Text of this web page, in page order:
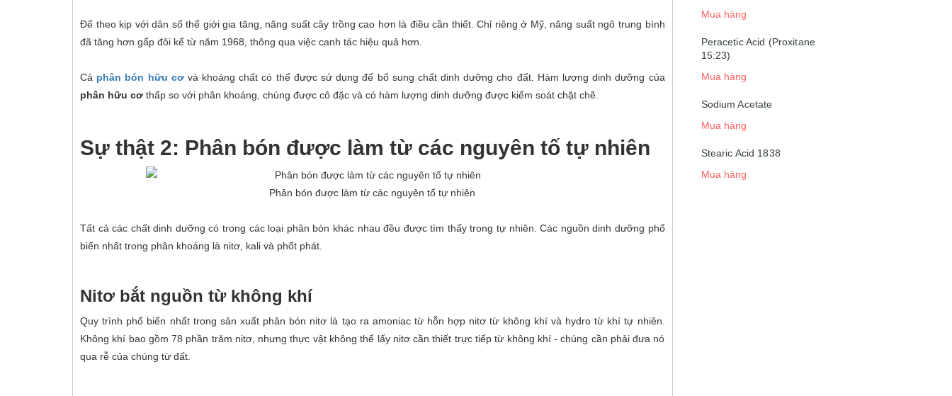
Để theo kịp với dân số thế giới gia tăng, năng suất cây trồng cao hơn là điều cần thiết. Chỉ riêng ở Mỹ, năng suất ngô trung bình
đã tăng hơn gấp đôi kể từ năm 1968, thông qua việc canh tác hiệu quả hơn.
Cả phân bón hữu cơvà khoáng chất có thể được sử dụng để bổ sung chất dinh dưỡng cho đất. Hàm lượng dinh dưỡng của
phân hữu cơ thấp so với phân khoáng, chúng được cô đặc và có hàm lượng dinh dưỡng được kiểm soát chặt chẽ.
Sự thật 2: Phân bón được làm từ các nguyên tố tự nhiên
Phân bón được làm từ các nguyên tố tự nhiên
Tất cả các chất dinh dưỡng có trong các loại phân bón khác nhau đều được tìm thấy trong tự nhiên. Các nguồn dinh dưỡng phổ
biến nhất trong phân khoáng là nitơ, kali và phốt phát.
Nitơ bắt nguồn từ không khí
Quy trình phổ biến nhất trong sản xuất phân bón nitơ là tạo ra amoniac từ hỗn hợp nitơ từ không khí và hydro từ khí tự nhiên.
Không khí bao gồm 78 phần trăm nitơ, nhưng thực vật không thể lấy nitơ cần thiết trực tiếp từ không khí - chúng cần phải đưa nó
qua rễ của chúng từ đất.
Mua hàng
Peracetic Acid (Proxitane
15:23)
Mua hàng
Sodium Acetate
Mua hàng
Stearic Acid 1838
Mua hàng